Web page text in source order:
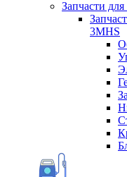
Запчасти для
3MHS